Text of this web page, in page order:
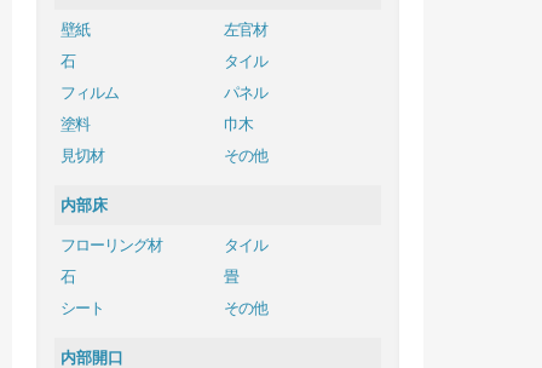
壁紙
左官材
石
タイル
フィルム
パネル
塗料
巾木
見切材
その他
内部床
フローリング材
タイル
石
畳
シート
その他
内部開口